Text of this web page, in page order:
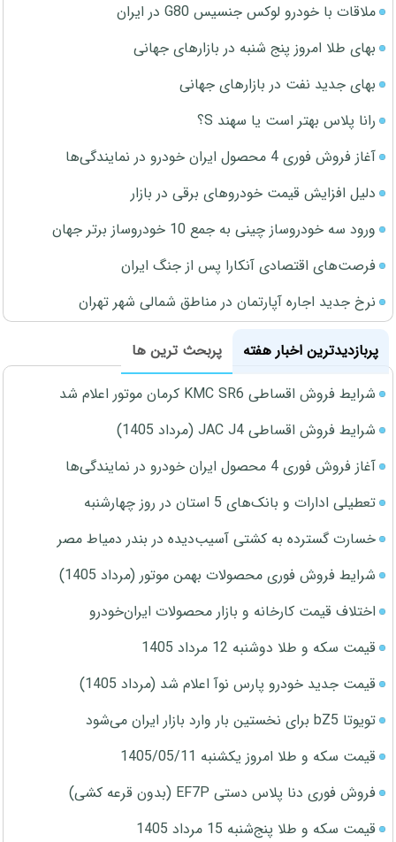
ملاقات با خودرو لوکس جنسیس G80 در ایران
بهای طلا امروز پنج شنبه در بازارهای جهانی
بهای جدید نفت در بازارهای جهانی
رانا پلاس بهتر است یا سهند S؟
آغاز فروش فوری 4 محصول ایران خودرو در نمایندگی‌ها
دلیل افزایش قیمت خودروهای برقی در بازار
ورود سه خودروساز چینی به جمع 10 خودروساز برتر جهان
فرصت‌های اقتصادی آنکارا پس از جنگ ایران
نرخ جدید اجاره آپارتمان در مناطق شمالی شهر تهران
پربازدیدترین اخبار هفته
پربحث ترین ها
شرایط فروش اقساطی KMC SR6 کرمان موتور اعلام شد
شرایط فروش اقساطی JAC J4 (مرداد 1405)
آغاز فروش فوری 4 محصول ایران خودرو در نمایندگی‌ها
تعطیلی ادارات و بانک‌های 5 استان در روز چهارشنبه
خسارت گسترده به کشتی آسیب‌دیده در بندر دمیاط مصر
شرایط فروش فوری محصولات بهمن موتور (مرداد 1405)
اختلاف قیمت کارخانه و بازار محصولات ایران‌خودرو
قیمت سکه و طلا دوشنبه 12 مرداد 1405
قیمت جدید خودرو پارس نوآ اعلام شد (مرداد 1405)
تویوتا bZ5 برای نخستین بار وارد بازار ایران می‌شود
قیمت سکه و طلا امروز یکشنبه 1405/05/11
فروش فوری دنا پلاس دستی EF7P (بدون قرعه کشی)
قیمت سکه و طلا پنج‌شنبه 15 مرداد 1405